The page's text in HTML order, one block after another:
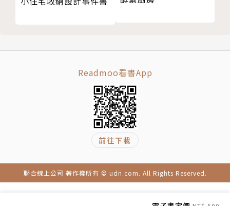
代表庶民經濟的飲酒文化，創造最有溫度的勤奮日常。
1. 創業超過至少70年，而且建築物保有原貌。
★居酒屋的歷史
可追溯到江戶時代，當時的酒屋除了賣酒，還提供顧客
Readmoo看書App
前往下載
聯合線上公司 著作權所有 © udn.com. All Rights Reserved.